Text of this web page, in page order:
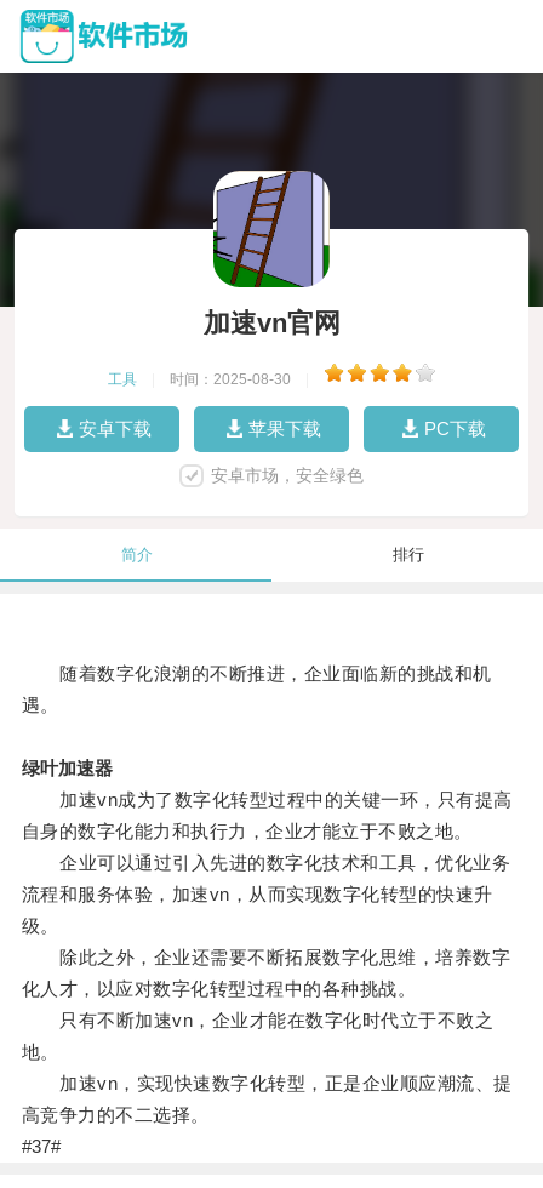
加速vn官网
工具 时间：2025-08-30
安卓下载 苹果下载 PC下载
安卓市场，安全绿色
简介 排行
随着数字化浪潮的不断推进，企业面临新的挑战和机
遇。
绿叶加速器
加速vn成为了数字化转型过程中的关键一环，只有提高
自身的数字化能力和执行力，企业才能立于不败之地。
企业可以通过引入先进的数字化技术和工具，优化业务
流程和服务体验，加速vn，从而实现数字化转型的快速升
级。
除此之外，企业还需要不断拓展数字化思维，培养数字
化人才，以应对数字化转型过程中的各种挑战。
只有不断加速vn，企业才能在数字化时代立于不败之
地。
加速vn，实现快速数字化转型，正是企业顺应潮流、提
高竞争力的不二选择。
#37#